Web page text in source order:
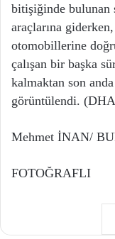
bitişiğinde bulunan
araçlarına
otomobillerine
çalışan bir başka
kalmaktan son
görüntülendi.
Mehmet İNAN/
FOTOĞRAFLI